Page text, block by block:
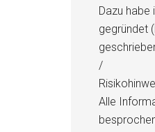
Dazu habe
gegründet
/
Alle